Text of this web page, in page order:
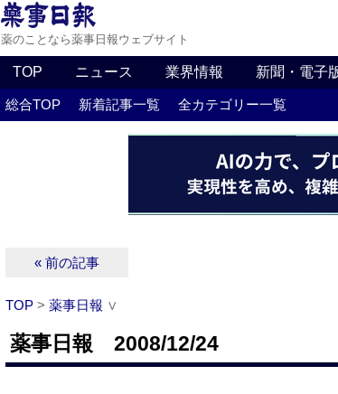
薬のことなら薬事日報ウェブサイト
TOP ニュース 業界情報 新聞・電子
総合TOP 新着記事一覧 全カテゴリー一覧
« 前の記事
TOP > 薬事日報 ∨
薬事日報 2008/12/24